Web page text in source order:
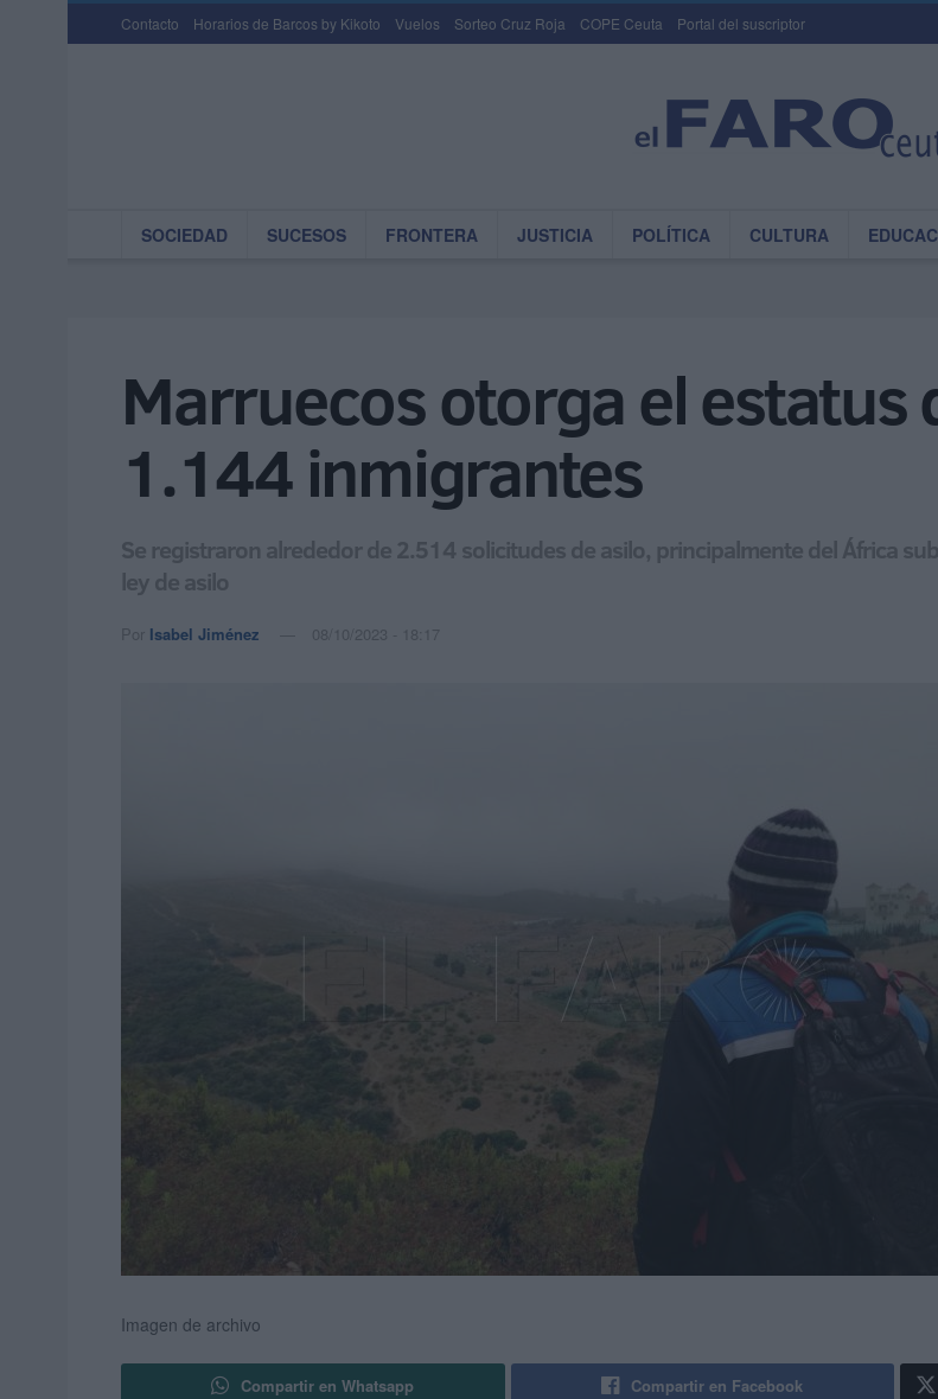
Contacto Horarios de Barcos by Kikoto Vuelos Sorteo Cruz Roja COPE Ceuta Portal del suscriptor
SOCIEDAD SUCESOS FRONTERA JUSTICIA POLÍTICA CULTURA
Marruecos otorga el estatus
1.144 inmigrantes
Se registraron alrededor de 2.514 solicitudes de asilo, principalmente del África
ley de asilo
Por Isabel Jiménez 08/10/2023 - 18:17
Imagen de archivo
Compartir en Whatsapp Compartir en Facebook